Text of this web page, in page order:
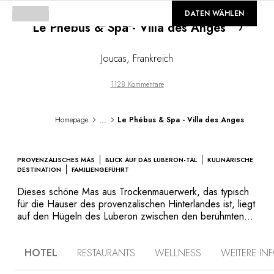
GALERIE
Le Phébus & Spa - Villa des Anges
Joucas, Frankreich
1128 Kommentare
Homepage ... Le Phébus & Spa - Villa des Anges
PROVENZALISCHES MAS BLICK AUF DAS LUBERON-TAL
KULINARISCHE
DESTINATION
FAMILIENGEFÜHRT
Dieses schöne Mas aus Trockenmauerwerk, das typisch
für die Häuser des provenzalischen Hinterlandes ist, liegt
auf den Hügeln des Luberon zwischen den berühmten
historischen Ort, dessen Überreste auf die Ritter des
DATEN WÄHLEN
HOTEL RESTAURANTS WELLNESS WEITERE